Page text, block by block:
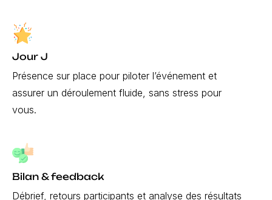
Jour J
Présence sur place pour piloter l’événement et
assurer un déroulement fluide, sans stress pour
vous.
Bilan & feedback
Débrief, retours participants et analyse des résultats